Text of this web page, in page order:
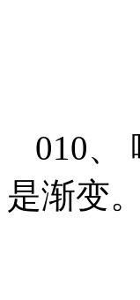
010、
是渐变